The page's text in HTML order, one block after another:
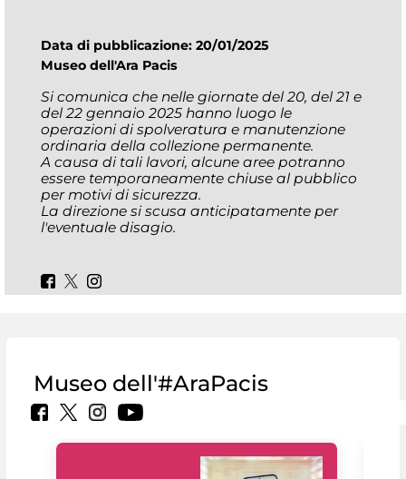
Data di pubblicazione: 20/01/2025
Museo dell'Ara Pacis
Si comunica che nelle giornate del 20, del 21 e
del 22 gennaio 2025 hanno luogo le
operazioni di spolveratura e manutenzione
ordinaria della collezione permanente.
A causa di tali lavori, alcune aree potranno
essere temporaneamente chiuse al pubblico
per motivi di sicurezza.
La direzione si scusa anticipatamente per
l'eventuale disagio.
Museo dell'#AraPacis